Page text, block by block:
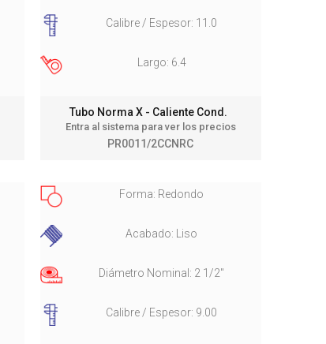
Calibre / Espesor: 11.0
Largo: 6.4
Tubo Norma X - Caliente Cond.
Entra al sistema para ver los precios
PR0011/2CCNRC
Forma: Redondo
Acabado: Liso
Diámetro Nominal: 2 1/2"
Calibre / Espesor: 9.00